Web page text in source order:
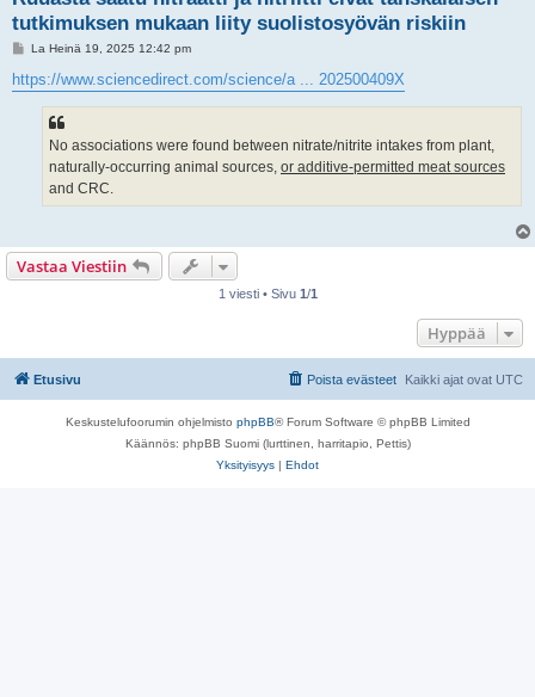
tutkimuksen mukaan liity suolistosyövän riskiin
V
e
s
La Heinä 19, 2025 12:42 pm
https://www.sciencedirect.com/science/a ... 202500409X
No associations were found between nitrate/nitrite intakes from plant,
naturally-occurring animal sources, or additive-permitted meat sources
and CRC.
Vastaa Viestiin
1 viesti • Sivu 1/1
Hyppää
Etusivu Kaikki ajat ovat UTC
Poista evästeet
Keskustelufoorumin ohjelmisto phpBB® Forum Software © phpBB Limited
Käännös: phpBB Suomi (lurttinen, harritapio, Pettis)
Yksityisyys | Ehdot